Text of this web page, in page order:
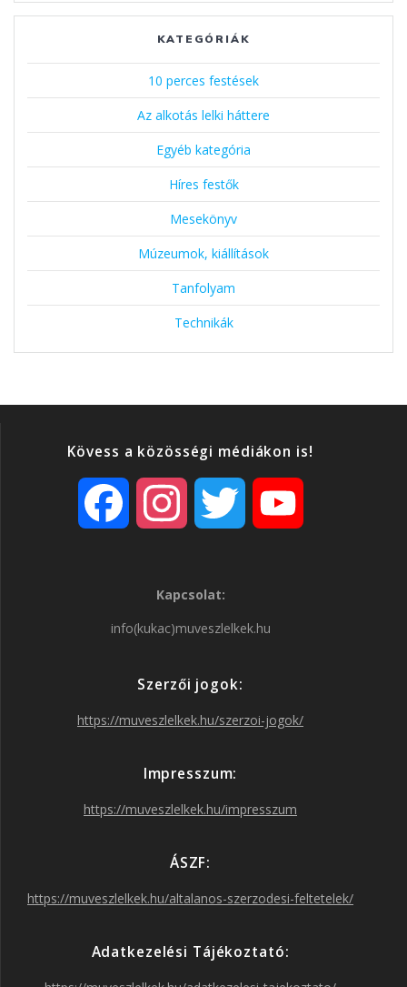
KATEGÓRIÁK
10 perces festések
Az alkotás lelki háttere
Egyéb kategória
Híres festők
Mesekönyv
Múzeumok, kiállítások
Tanfolyam
Technikák
Kövess a közösségi médiákon is!
o
s
r
a
m
r
Kapcsolat:
info(kukac)muveszlelkek.hu
Szerzői jogok:
https://muveszlelkek.hu/szerzoi-jogok/
Impresszum:
https://muveszlelkek.hu/impresszum
ÁSZF:
https://muveszlelkek.hu/altalanos-szerzodesi-feltetelek/
Adatkezelési Tájékoztató: